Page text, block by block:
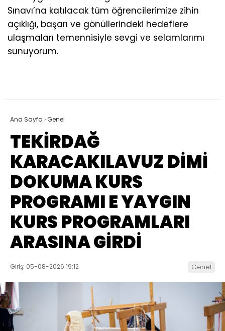
Sınavı’na katılacak tüm öğrencilerimize zihin
açıklığı, başarı ve gönüllerindeki hedeflere
ulaşmaları temennisiyle sevgi ve selamlarımı
sunuyorum.
Ana Sayfa ›Genel
TEKİRDAĞ
KARACAKILAVUZ DİMİ
DOKUMA KURS
PROGRAMI E YAYGIN
KURS PROGRAMLARI
ARASINA GİRDİ
Giriş: 05-08-2026 19:12 Genel